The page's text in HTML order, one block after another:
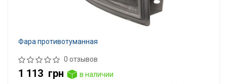
Фара противотуманная
0 отзывов
1 113 грн
в наличии